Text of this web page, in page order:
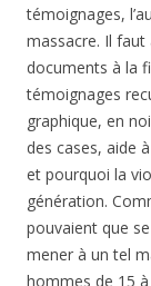
témoignages,
massacre. Il
documents à la
témoignages
graphique, en
des cases, aide
et pourquoi la
génération.
pouvaient que
mener à un tel
hommes de 15